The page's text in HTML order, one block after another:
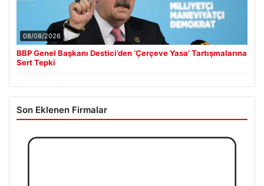
08/08/2026
BBP Genel Başkanı Destici’den ‘Çerçeve Yasa’ Tartışmalarına
Sert Tepki
Son Eklenen Firmalar